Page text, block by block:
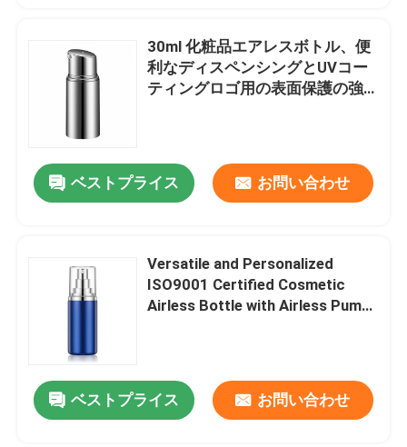
企業情報
会社案内
30ml 化粧品エアレスボトル、便
利なディスペンシングとUVコー
ティングロゴ用の表面保護の強
ベストプライス お問い合わせ
Versatile and Personalized
ISO9001 Certified Cosmetic
Airless Bottle with Airless Pump
ベストプライス お問い合わせ